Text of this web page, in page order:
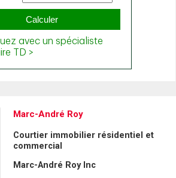
Marc-André Roy
Courtier immobilier résidentiel et
commercial
Marc-André Roy Inc